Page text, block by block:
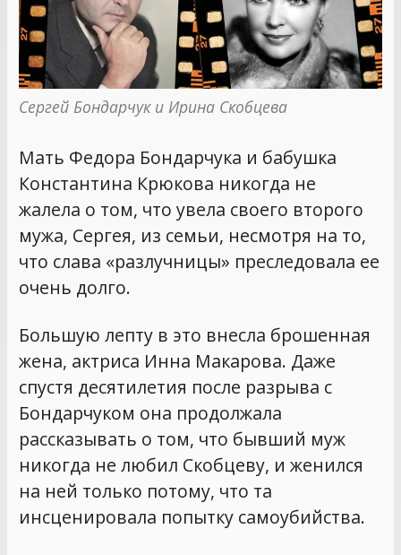
Сергей Бондарчук и Ирина Скобцева
Мать Федора Бондарчука и бабушка
Константина Крюкова никогда не
жалела о том, что увела своего второго
мужа, Сергея, из семьи, несмотря на то,
что слава «разлучницы» преследовала ее
очень долго.
Большую лепту в это внесла брошенная
жена, актриса Инна Макарова. Даже
спустя десятилетия после разрыва с
Бондарчуком она продолжала
рассказывать о том, что бывший муж
никогда не любил Скобцеву, и женился
на ней только потому, что та
инсценировала попытку самоубийства.